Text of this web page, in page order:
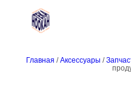
Главная /Аксессуары /